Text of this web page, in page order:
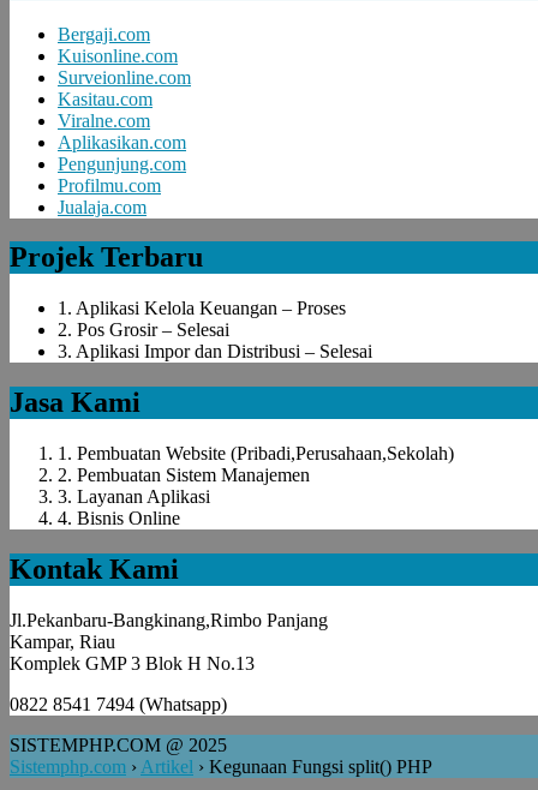
Bergaji.com
Kuisonline.com
Surveionline.com
Kasitau.com
Viralne.com
Aplikasikan.com
Pengunjung.com
Profilmu.com
Jualaja.com
Projek Terbaru
1. Aplikasi Kelola Keuangan – Proses
2. Pos Grosir – Selesai
3. Aplikasi Impor dan Distribusi – Selesai
Jasa Kami
1. Pembuatan Website (Pribadi,Perusahaan,Sekolah)
2. Pembuatan Sistem Manajemen
3. Layanan Aplikasi
4. Bisnis Online
Kontak Kami
Jl.Pekanbaru-Bangkinang,Rimbo Panjang
Kampar, Riau
Komplek GMP 3 Blok H No.13
0822 8541 7494 (Whatsapp)
SISTEMPHP.COM @ 2025
Sistemphp.com › Artikel › Kegunaan Fungsi split() PHP